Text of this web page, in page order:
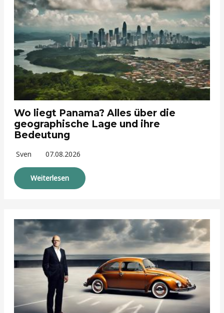
Wo liegt Panama? Alles über die
geographische Lage und ihre
Bedeutung
Sven 07.08.2026
Weiterlesen